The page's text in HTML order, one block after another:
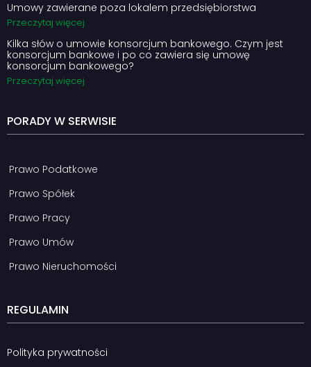
Umowy zawierane poza lokalem przedsiębiorstwa
Przeczytaj więcej
Kilka słów o umowie konsorcjum bankowego. Czym jest
konsorcjum bankowe i po co zawiera się umowę
konsorcjum bankowego?
Przeczytaj więcej
PORADY W SERWISIE
Prawo Podatkowe
Prawo Spółek
Prawo Pracy
Prawo Umów
Prawo Nieruchomości
REGULAMIN
Polityka prywatności